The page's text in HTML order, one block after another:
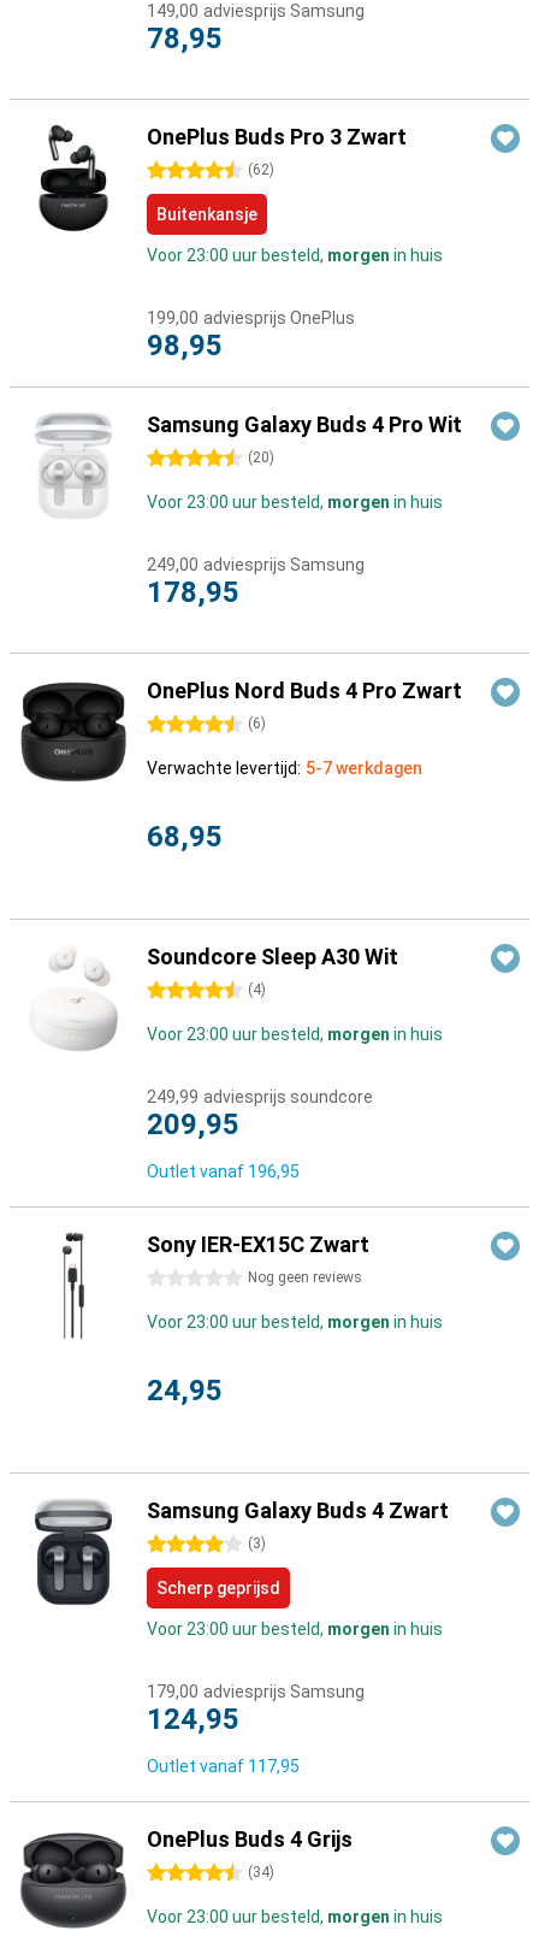
149,00 adviesprijs Samsung
78,95
OnePlus Buds Pro 3 Zwart
4.5 sterren (62)
Buitenkansje
Voor 23:00 uur besteld, morgen in huis
199,00 adviesprijs OnePlus
98,95
Samsung Galaxy Buds 4 Pro Wit
4.5 sterren (20)
Voor 23:00 uur besteld, morgen in huis
249,00 adviesprijs Samsung
178,95
OnePlus Nord Buds 4 Pro Zwart
4.5 sterren (6)
Verwachte levertijd: 5-7 werkdagen
68,95
Soundcore Sleep A30 Wit
4.5 sterren (4)
Voor 23:00 uur besteld, morgen in huis
249,99 adviesprijs soundcore
209,95
Outlet vanaf 196,95
Sony IER-EX15C Zwart
0 sterren Nog geen reviews
Voor 23:00 uur besteld, morgen in huis
24,95
Samsung Galaxy Buds 4 Zwart
4 sterren (3)
Scherp geprijsd
Voor 23:00 uur besteld, morgen in huis
179,00 adviesprijs Samsung
124,95
Outlet vanaf 117,95
OnePlus Buds 4 Grijs
4.5 sterren (34)
Voor 23:00 uur besteld, morgen in huis